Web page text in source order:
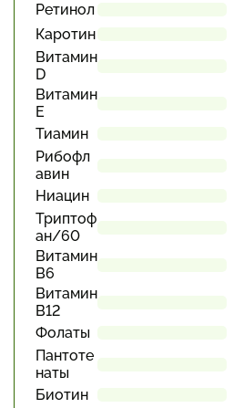
Ретинол
Каротин
Витамин
D
Витамин
Е
Тиамин
Рибофл
авин
Ниацин
Триптоф
ан/60
Витамин
В6
Витамин
В12
Фолаты
Пантоте
наты
Биотин